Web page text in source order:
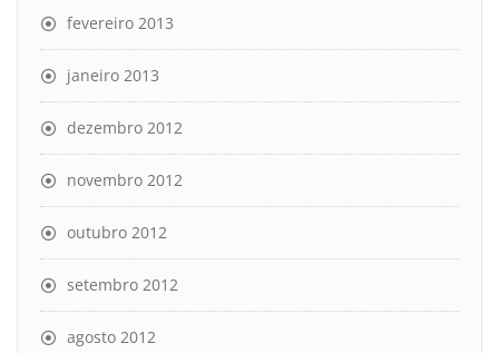
fevereiro 2013
janeiro 2013
dezembro 2012
novembro 2012
outubro 2012
setembro 2012
agosto 2012